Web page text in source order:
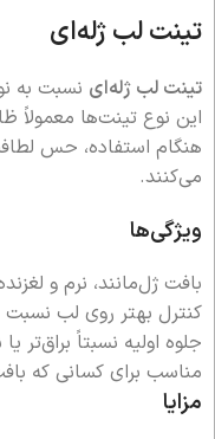
تینت لب ژله‌ای
تینت لب ژله‌ای نسبت به
این نوع تینت‌ها معمولاً
هنگام استفاده، حس
می‌کنند.
ویژگی‌ها
بافت ژل‌مانند، نرم و
کنترل بهتر روی لب
جلوه اولیه نسبتاً براق‌تر
مناسب برای کسانی که
مزایا